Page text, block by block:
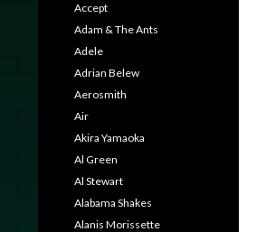
Accept
Adam & The Ants
Adele
Adrian Belew
Aerosmith
Air
Akira Yamaoka
Al Green
Al Stewart
Alabama Shakes
Alanis Morissette